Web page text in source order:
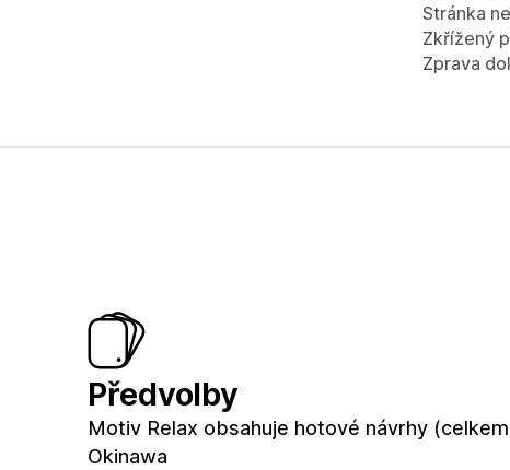
Stránka
Zkřížený
Zprava
Předvolby
Motiv Relax obsahuje hotové návrhy
Okinawa